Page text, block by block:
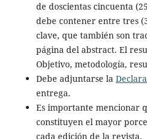
de doscientas cincuenta
debe contener entre tres
clave, que también son
página del abstract. El
Objetivo, metodología,
Debe adjuntarse la
entrega.
Es importante mencionar
constituyen el mayor
cada edición de la revista.